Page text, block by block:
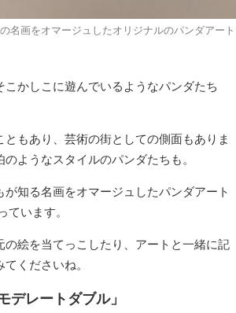
名画をオマージュしたオリジナルのパンダアート
かしこに遊んでいるようなパンダたち
もあり、芸術の街としての側面もありま
ようなスタイルのパンダたちも。
知る名画をオマージュしたパンダアート
います。
絵を当てっこしたり、アートと一緒に記
くださいね。
デレートダブル」